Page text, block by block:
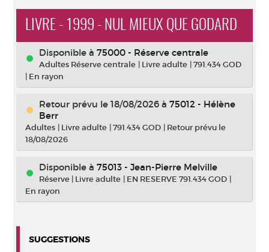
LIVRE - 1999 - NUL MIEUX QUE GODARD
Disponible à 75000 - Réserve centrale
Adultes Réserve centrale | Livre adulte |791.434 GOD
| En rayon
Retour prévu le 18/08/2026 à 75012 - Hélène
Berr
Adultes | Livre adulte |791.434 GOD | Retour prévu le
18/08/2026
Disponible à 75013 - Jean-Pierre Melville
Réserve | Livre adulte | EN RESERVE 791.434 GOD |
En rayon
SUGGESTIONS